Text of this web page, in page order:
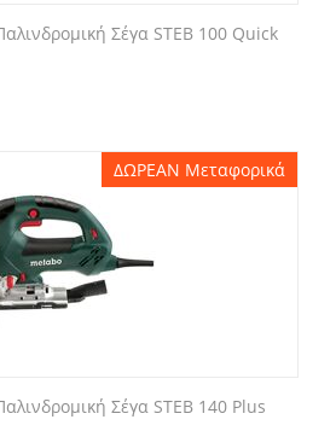
Σέγα STEB 100 Quick
ΔΩΡΕΑΝ Μεταφορικά
Σέγα STEB 140 Plus